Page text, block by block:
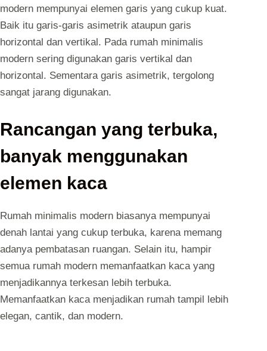
modern mempunyai elemen garis yang cukup kuat.
Baik itu garis-garis asimetrik ataupun garis
horizontal dan vertikal. Pada rumah minimalis
modern sering digunakan garis vertikal dan
horizontal. Sementara garis asimetrik, tergolong
sangat jarang digunakan.
Rancangan yang terbuka,
banyak menggunakan
elemen kaca
Rumah minimalis modern biasanya mempunyai
denah lantai yang cukup terbuka, karena memang
adanya pembatasan ruangan. Selain itu, hampir
semua rumah modern memanfaatkan kaca yang
menjadikannya terkesan lebih terbuka.
Memanfaatkan kaca menjadikan rumah tampil lebih
elegan, cantik, dan modern.